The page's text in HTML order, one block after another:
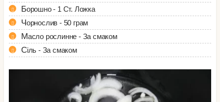
Борошно - 1 Ст. Ложка
Чорнослив - 50 грам
Масло рослинне - За смаком
Сіль - За смаком